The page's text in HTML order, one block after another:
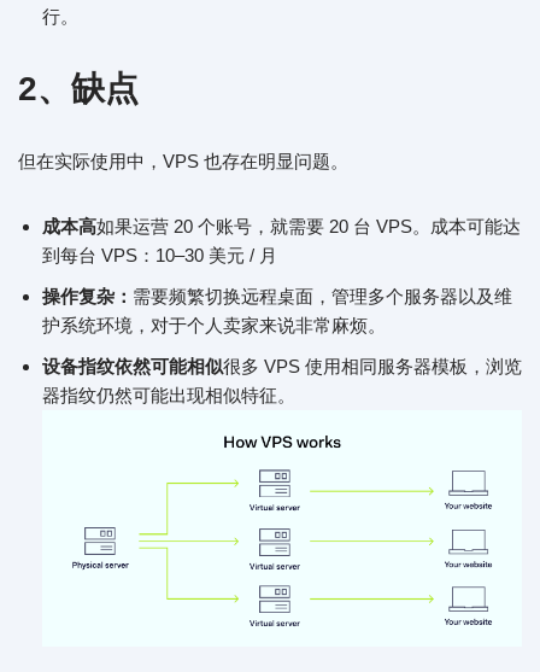
行。
2、缺点
但在实际使用中，VPS 也存在明显问题。
成本高如果运营 20 个账号，就需要 20 台 VPS。成本可能达
到每台 VPS：10–30 美元 / 月
操作复杂： 需要频繁切换远程桌面，管理多个服务器以及维
护系统环境，对于个人卖家来说非常麻烦。
设备指纹依然可能相似很多 VPS 使用相同服务器模板，浏览
器指纹仍然可能出现相似特征。